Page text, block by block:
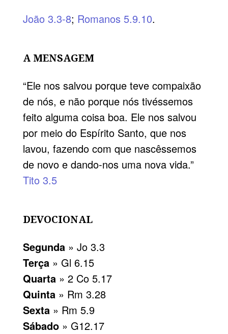
João 3.3-8; Romanos 5.9.10.
A MENSAGEM
“Ele nos salvou porque teve compaixão
de nós, e não porque nós tivéssemos
feito alguma coisa boa. Ele nos salvou
por meio do Espírito Santo, que nos
lavou, fazendo com que nascêssemos
de novo e dando-nos uma nova vida.”
Tito 3.5
DEVOCIONAL
Segunda » Jo 3.3
Terça » Gl 6.15
Quarta » 2 Co 5.17
Quinta » Rm 3.28
Sexta » Rm 5.9
Sábado » G12.17